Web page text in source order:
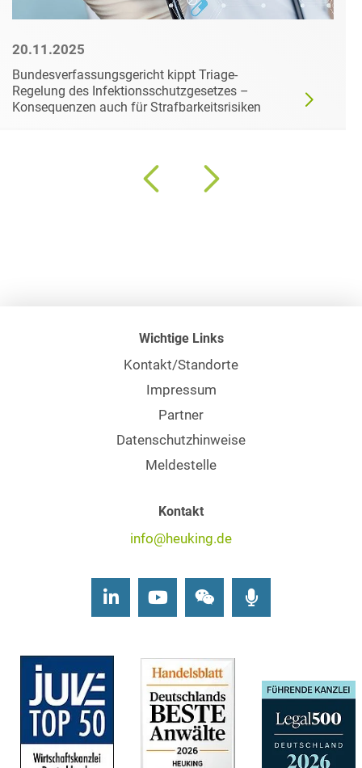
20.11.2025
Bundesverfassungsgericht kippt Triage-
Regelung des Infektionsschutzgesetzes –
Konsequenzen auch für Strafbarkeitsrisiken
Wichtige Links
Kontakt/Standorte
Impressum
Partner
Datenschutzhinweise
Meldestelle
Kontakt
info@heuking.de
LinkedInYoutubeWechat